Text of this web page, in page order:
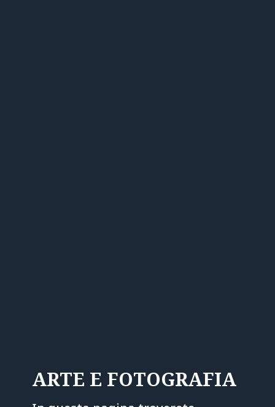
ARTE E FOTOGRAFIA